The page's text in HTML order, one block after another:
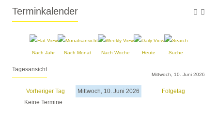
Terminkalender
Nach Jahr Nach Monat Nach Woche Heute Suche
Tagesansicht
Mittwoch, 10. Juni 2026
Vorheriger Tag Mittwoch, 10. Juni 2026
Folgetag
Keine Termine